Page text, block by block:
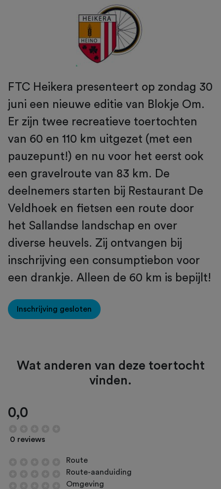
FTC Heikera presenteert op zondag 30
juni een nieuwe editie van Blokje Om.
Er zijn twee recreatieve toertochten
van 60 en 110 km uitgezet (met een
pauzepunt!) en nu voor het eerst ook
een gravelroute van 83 km. De
deelnemers starten bij Restaurant De
Veldhoek en fietsen een route door
het Sallandse landschap en over
diverse heuvels. Zij ontvangen bij
inschrijving een consumptiebon voor
een drankje. Alleen de 60 km is bepijlt!
Inschrijving gesloten
Wat anderen van deze toertocht
vinden.
0,0
0 reviews
Route
Route-aanduiding
Omgeving